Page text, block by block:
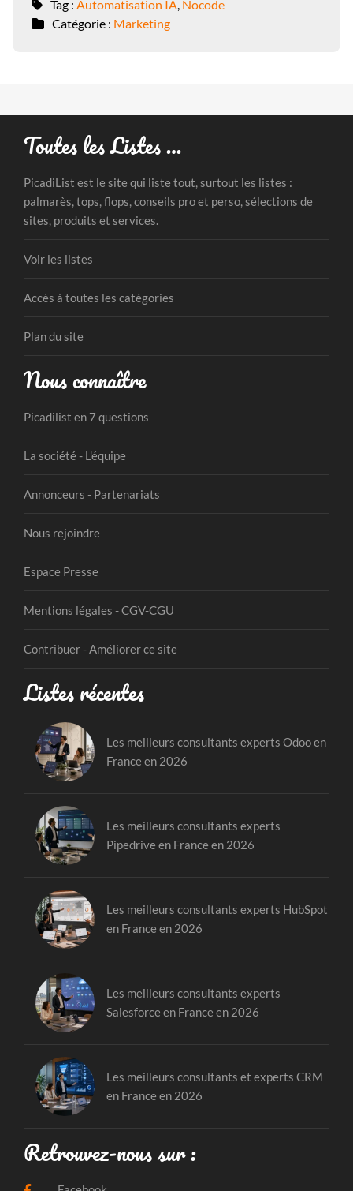
Tag : Automatisation IA Nocode
Catégorie : Marketing
Toutes les Listes …
PicadiList est le site qui liste tout, surtout les listes :
palmarès, tops, flops, conseils pro et perso, sélections de
sites, produits et services.
Voir les listes
Accès à toutes les catégories
Plan du site
Nous connaître
Picadilist en 7 questions
La société - L'équipe
Annonceurs - Partenariats
Nous rejoindre
Espace Presse
Mentions légales - CGV-CGU
Contribuer - Améliorer ce site
Listes récentes
Les meilleurs consultants experts Odoo en
France en 2026
Les meilleurs consultants experts
Pipedrive en France en 2026
Les meilleurs consultants experts HubSpot
en France en 2026
Les meilleurs consultants experts
Salesforce en France en 2026
Les meilleurs consultants et experts CRM
en France en 2026
Retrouvez-nous sur :